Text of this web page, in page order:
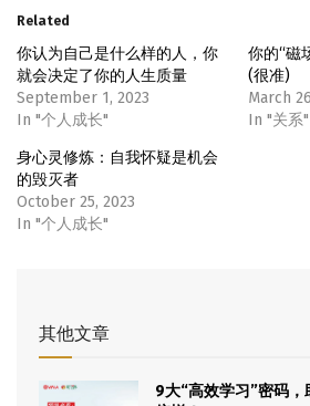
Related
你认为自己是什么样的人，你
就会决定了你的人生质量
September 1, 2023
In "个人成长"
你的“磁
(很准)
March
In "关系"
身心灵修炼：自我怀疑是机会
的毁灭者
October 25, 2023
In "个人成长"
其他文章
9大“高效学习”密码